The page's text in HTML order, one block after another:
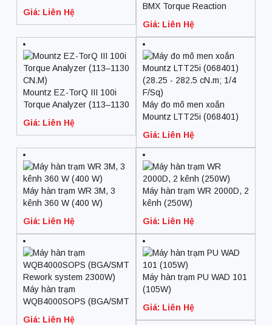
Giá: Liên Hệ
BMX Torque Reaction
cN.m; 1/4 F/Sq)
Giá: Liên Hệ
Mountz EZ-TorQ III 100i
Torque Analyzer (113–1130
Giá: Liên Hệ
Máy đo mô men xoắn
Mountz LTT25i (068401)
F/Sq)
Giá: Liên Hệ
Máy hàn trạm WR 3M, 3
kênh 360 W (400 W)
Giá: Liên Hệ
Máy hàn trạm WR 2000D, 2
kênh (250W)
Giá: Liên Hệ
Máy hàn trạm
WQB4000SOPS (BGA/SMT
Giá: Liên Hệ
Máy hàn trạm PU WAD 101
(105W)
Giá: Liên Hệ